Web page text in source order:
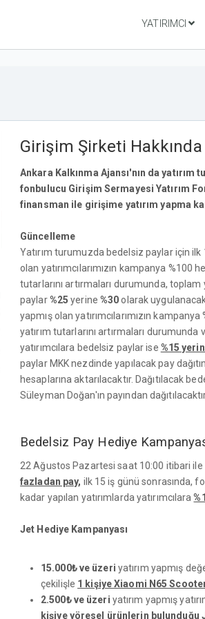
YATIRIMCI
Girişim Şirketi Hakkında
Ankara Kalkınma Ajansı'nın da yatırım
fonbulucu Girişim Sermayesi Yatırım
finansman ile girişime yatırım yapma
Güncelleme
Yatırım turumuzda bedelsiz paylar için ilk
olan yatırımcılarımızın kampanya %100
tutarlarını artırmaları durumunda, toplam
paylar%25yerine %30olarak
yapmış olan yatırımcılarımızın
yatırım tutarlarını artırmaları durumunda
yatırımcılara bedelsiz paylar ise %15
paylar MKK nezdinde yapılacak pay
hesaplarına aktarılacaktır. Dağıtılacak
Süleyman Doğan'ın payından
Bedelsiz Pay Hediye
22 Ağustos Pazartesi saat 10:00 itibari ile
fazladan pay, ilk 15 iş günü sonrasında,
kadar yapılan yatırımlarda yatırımcılara
Jet Hediye Kampanyası
15.000₺ ve üzeri yatırım yapmış
çekilişle 1 kişiye Xiaomi N65
2.500₺ ve üzeri yatırım yapmış
kişiye yöresel ürünlerin bulunduğu